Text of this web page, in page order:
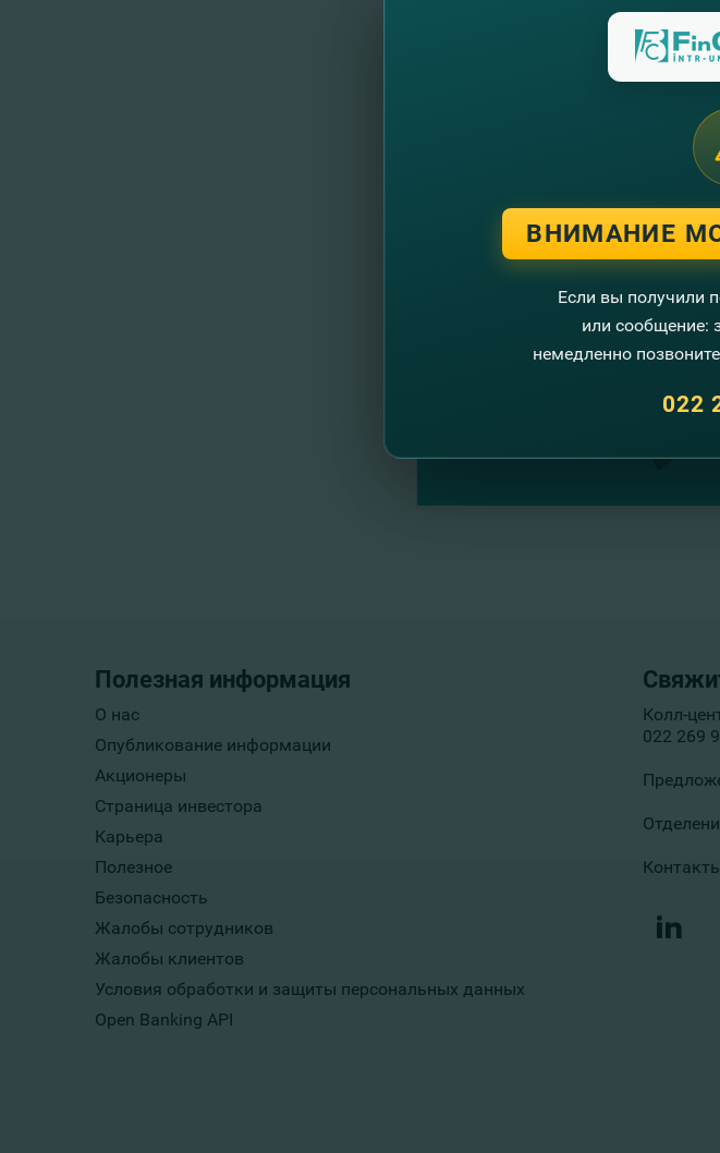
Приносим извинения за
Другие новости
Полезная информация
О нас
Опубликование информации
Акционеры
Страница инвестора
Карьера
Полезное
Безопасность
Жалобы сотрудников
Жалобы клиентов
Условия обработки и защиты персональных данных
Open Banking API
Колл-
022 269
ВНИМАНИЕ
Если вы получили
или сообщение:
немедленно позвоните
022